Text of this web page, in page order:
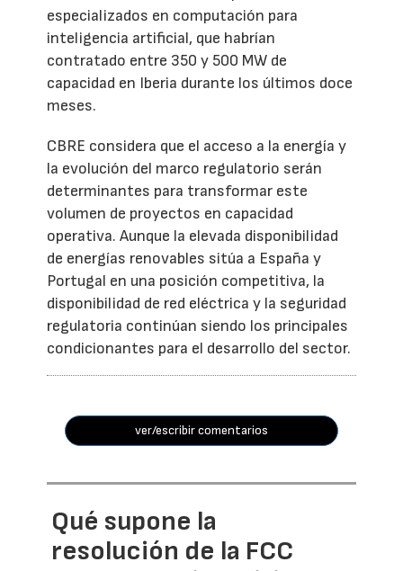
especializados en computación para
inteligencia artificial, que habrían
contratado entre 350 y 500 MW de
capacidad en Iberia durante los últimos doce
meses.
CBRE considera que el acceso a la energía y
la evolución del marco regulatorio serán
determinantes para transformar este
volumen de proyectos en capacidad
operativa. Aunque la elevada disponibilidad
de energías renovables sitúa a España y
Portugal en una posición competitiva, la
disponibilidad de red eléctrica y la seguridad
regulatoria continúan siendo los principales
condicionantes para el desarrollo del sector.
ver/escribir comentarios
Qué supone la
resolución de la FCC